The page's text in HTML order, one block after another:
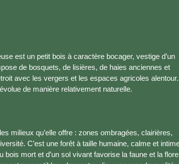
est un petit bois à caractère bocager, vestige d’un
de bosquets, de lisières, de haies anciennes et
avec les vergers et les espaces agricoles
de manière relativement naturelle.
milieux qu’elle offre : zones ombragées, clairières,
C’est une forêt à taille humaine, calme et
bois mort et d’un sol vivant favorise la faune et la flore